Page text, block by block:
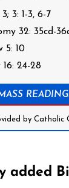
3: 1-3, 6-7
32: 35cd-
5: 10
24-28
by Catholic
added